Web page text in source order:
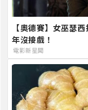
【奧德賽】女巫瑟
年沒接戲！
電影新星聞